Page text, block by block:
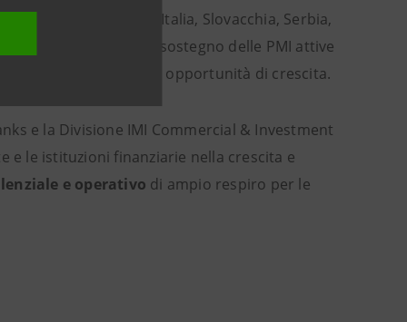
7 diversi Paesi: Italia, Slovacchia, Serbia,
di finanziamento e sostegno delle PMI attive
e con notevoli opportunità di crescita.
e la Divisione IMI Commercial & Investment
e le istituzioni finanziarie nella crescita e
e operativo di ampio respiro per le